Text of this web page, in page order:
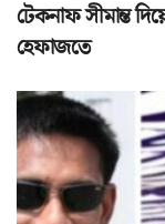
টেকনাফ সীমান্ত
হেফাজতে